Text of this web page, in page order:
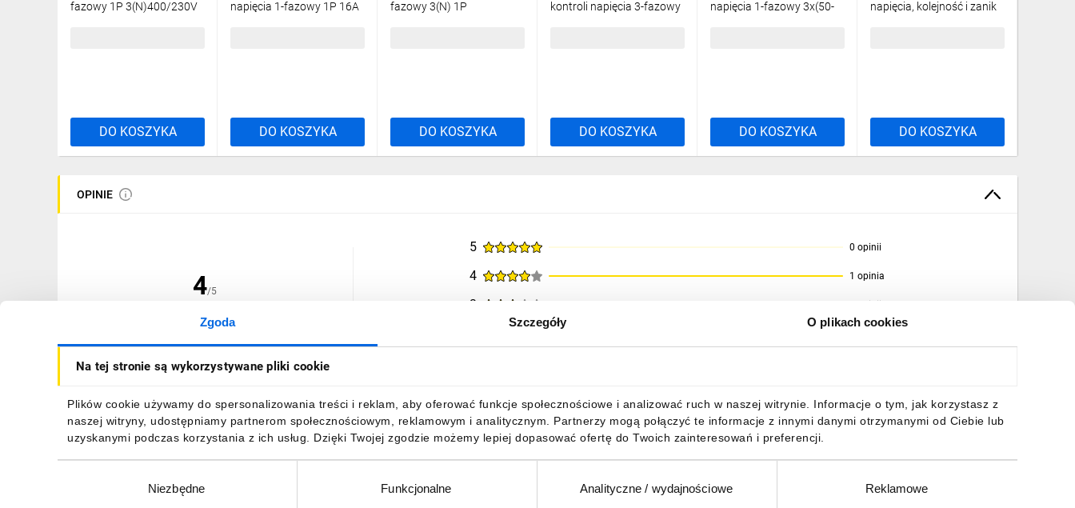
Zgoda Szczegóły O plikach cookies
Na tej stronie są wykorzystywane pliki cookie
Plików cookie używamy do spersonalizowania treści i reklam, aby oferować funkcje społecznościowe i analizować ruch w naszej witrynie. Informacje o tym, jak korzystasz z
naszej witryny, udostępniamy partnerom społecznościowym, reklamowym i analitycznym. Partnerzy mogą połączyć te informacje z innymi danymi otrzymanymi od Ciebie lub
uzyskanymi podczas korzystania z ich usług. Dzięki Twojej zgodzie możemy lepiej dopasować ofertę do Twoich zainteresowań i preferencji.
Niezbędne Funkcjonalne Analityczne / wydajnościowe Reklamowe
fazowy 1P 3(N)400/230V
DO KOSZYKA
napięcia 1-fazowy 1P 16A
DO KOSZYKA
fazowy 3(N) 1P
DO KOSZYKA
kontroli napięcia 3-fazowy
DO KOSZYKA
napięcia 1-fazowy 3x(50-
DO KOSZYKA
napięcia, kolejność i zanik
DO KOSZYKA
OPINIE
4/5
(1 opinia)
5 0 opinii
4 1 opinia
3
12.01.2026 A...z
funkcjonalny i w dobrej cenie
ZGŁOŚ NADUŻYCIE